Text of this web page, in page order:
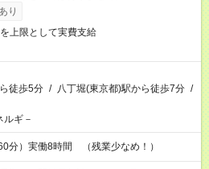
り
上限として実費支給
徒歩5分 / 八丁堀(東京都)駅から徒歩7分 /
ルギ－
分）実働8時間 （残業少なめ！）